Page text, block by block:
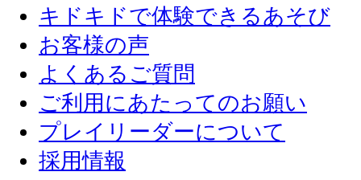
キドキドで体験できるあそび
お客様の声
よくあるご質問
ご利用にあたってのお願い
プレイリーダーについて
採用情報